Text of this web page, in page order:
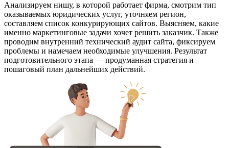
Анализируем нишу, в которой работает фирма, смотрим тип
оказываемых юридических услуг, уточняем регион,
составляем список конкурирующих сайтов. Выясняем, какие
именно маркетинговые задачи хочет решить заказчик. Также
проводим внутренний технический аудит сайта, фиксируем
проблемы и намечаем необходимые улучшения. Результат
подготовительного этапа — продуманная стратегия и
пошаговый план дальнейших действий.